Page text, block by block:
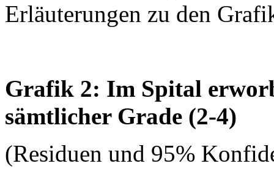
Erläuterungen zu den
Grafik 2: Im Spital
sämtlicher Grade (2-4)
(Residuen und 95%